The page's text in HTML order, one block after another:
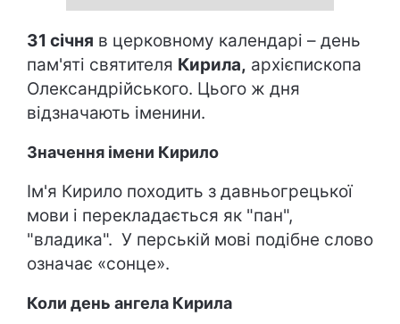
31 січня в церковному календарі – день
пам'яті святителя Кирила, архієпископа
Олександрійського. Цього ж дня
відзначають іменини.
Значення імени Кирило
Ім'я Кирило походить з давньогрецької
мови і перекладається як "пан",
"владика". У перській мові подібне слово
означає «сонце».
Коли день ангела Кирила